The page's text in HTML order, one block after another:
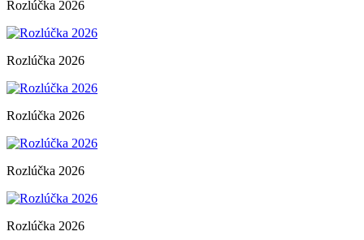
Rozlúčka 2026
Rozlúčka 2026
Rozlúčka 2026
Rozlúčka 2026
Rozlúčka 2026